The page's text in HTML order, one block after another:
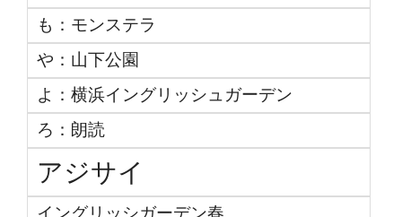
も：モンステラ
や：山下公園
よ：横浜イングリッシュガーデン
ろ：朗読
アジサイ
イングリッシガーデン春